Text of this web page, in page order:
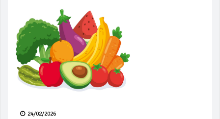
24/02/2026